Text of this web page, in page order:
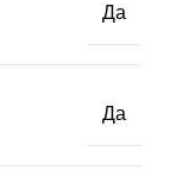
Да
Да